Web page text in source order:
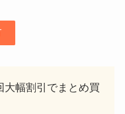
大幅割引でまとめ買